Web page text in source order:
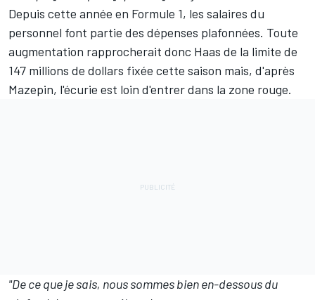
Depuis cette année en Formule 1, les salaires du
personnel font partie des dépenses plafonnées. Toute
augmentation rapprocherait donc Haas de la limite de
147 millions de dollars fixée cette saison mais, d'après
Mazepin, l'écurie est loin d'entrer dans la zone rouge.
"De ce que je sais, nous sommes bien en-dessous du